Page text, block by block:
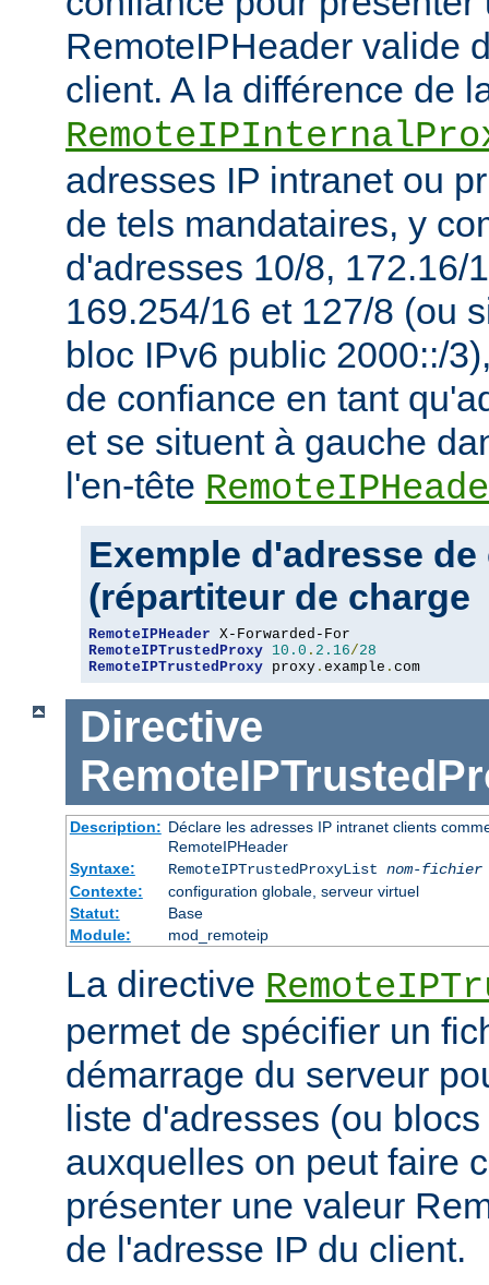
RemoteIPHeader valide
client. A la différence de
adresses IP intranet ou
de tels mandataires, y
d'adresses 10/8, 172.16/
169.254/16 et 127/8 (ou
bloc IPv6 public 2000::/
de confiance en tant
et se situent à gauche
l'en-tête
Exemple d'adresse
(répartiteur de charge
RemoteIPHeader
RemoteIPTrustedProxy 10.0 . 2.16/28
RemoteIPTrustedProxy proxy . example . com
Directive
Description: Déclare les adresses IP intranet clients
RemoteIPHeader
Syntaxe:
RemoteIPTrustedProxyList nom-fichier
Contexte:
configuration globale, serveur virtuel
Statut:
Base
Module:
mod_remoteip
La directive
permet de spécifier un
démarrage du serveur
liste d'adresses (ou
auxquelles on peut faire
présenter une valeur
de l'adresse IP du client.